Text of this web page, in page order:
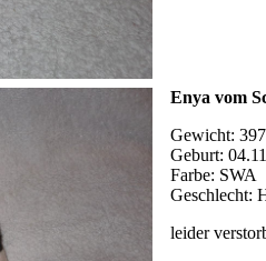
Enya vom
Gewicht:
Geburt:
Farbe: SWA
Geschlecht:
leider